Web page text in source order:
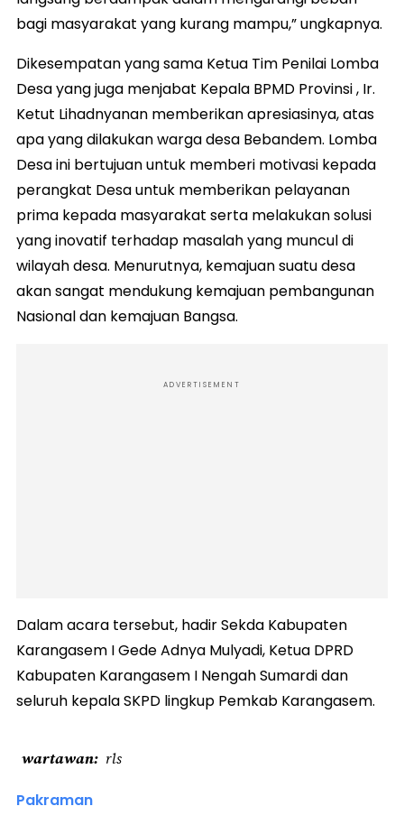
bagi masyarakat yang kurang mampu,” ungkapnya.
Dikesempatan yang sama Ketua Tim Penilai Lomba
Desa yang juga menjabat Kepala BPMD Provinsi , Ir.
Ketut Lihadnyanan memberikan apresiasinya, atas
apa yang dilakukan warga desa Bebandem. Lomba
Desa ini bertujuan untuk memberi motivasi kepada
perangkat Desa untuk memberikan pelayanan
prima kepada masyarakat serta melakukan solusi
yang inovatif terhadap masalah yang muncul di
wilayah desa. Menurutnya, kemajuan suatu desa
akan sangat mendukung kemajuan pembangunan
Nasional dan kemajuan Bangsa.
ADVERTISEMENT
Dalam acara tersebut, hadir Sekda Kabupaten
Karangasem I Gede Adnya Mulyadi, Ketua DPRD
Kabupaten Karangasem I Nengah Sumardi dan
seluruh kepala SKPD lingkup Pemkab Karangasem.
wartawan rls
Pakraman